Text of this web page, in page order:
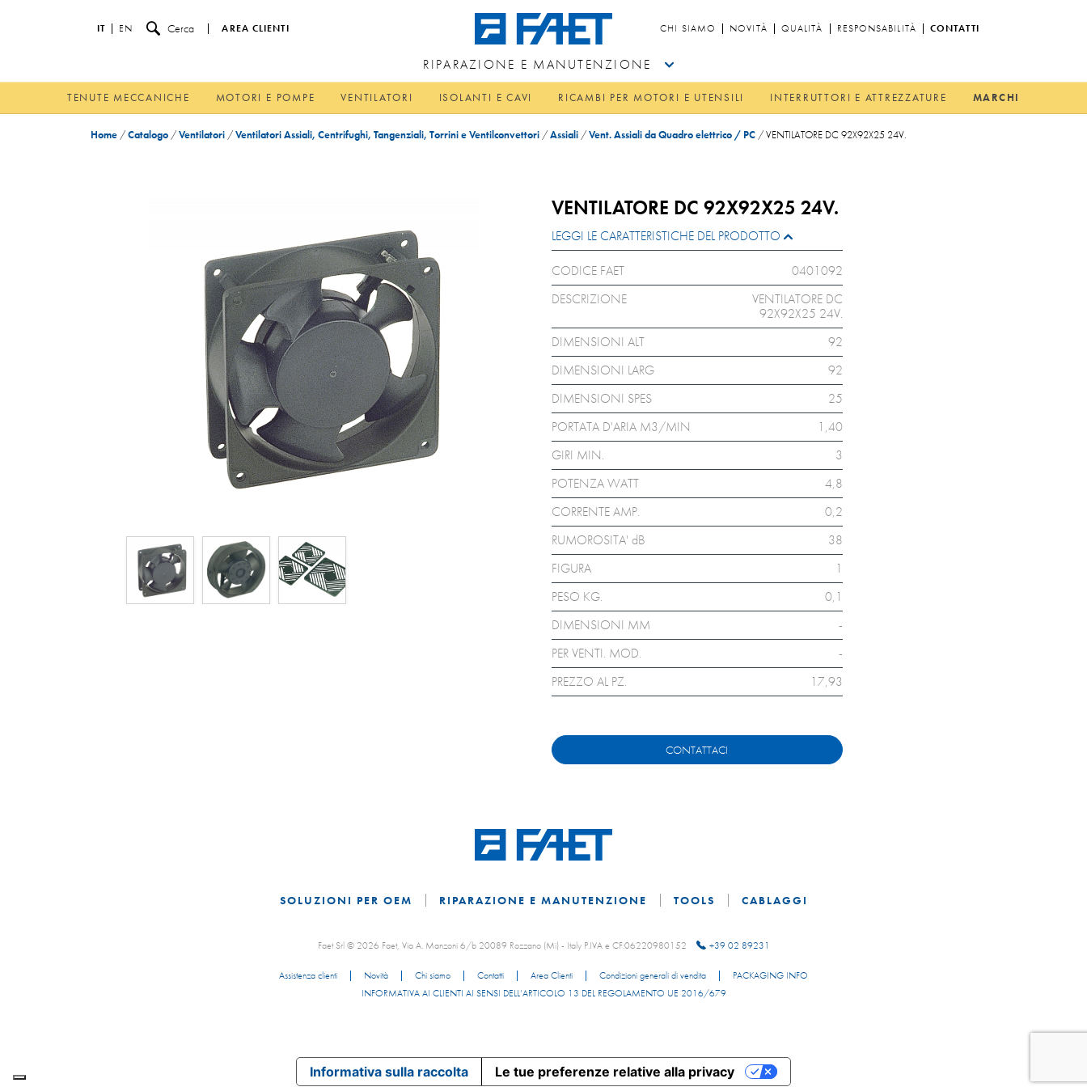
IT EN Cerca AREA CLIENTI CHI SIAMO NOVITÀ QUALITÀ RESPONSABILITÀ CONTATTI
RIPARAZIONE E MANUTENZIONE
TENUTE MECCANICHE MOTORI E POMPE VENTILATORI ISOLANTI E CAVI RICAMBI PER MOTORI E UTENSILI INTERRUTTORI E ATTREZZATURE MARCHI
Home /Catalogo /Ventilatori /Ventilatori Assiali, Centrifughi, Tangenziali, Torrini e Ventilconvettori /Assiali /Vent. Assiali da Quadro elettrico / PC /VENTILATORE DC 92X92X25 24V.
VENTILATORE DC 92X92X25 24V.
LEGGI LE CARATTERISTICHE DEL PRODOTTO
CODICE FAET
0401092
DESCRIZIONE
VENTILATORE DC
92X92X25 24V.
DIMENSIONI ALT
92
DIMENSIONI LARG
92
DIMENSIONI SPES
25
PORTATA D'ARIA M3/MIN
1,40
GIRI MIN.
3
POTENZA WATT
4,8
CORRENTE AMP.
0,2
RUMOROSITA' dB
38
FIGURA
1
PESO KG.
0,1
DIMENSIONI MM
-
PER VENTI. MOD.
-
PREZZO AL PZ.
17,93
CONTATTACI
SOLUZIONI PER OEM RIPARAZIONE E MANUTENZIONE TOOLS CABLAGGI
Faet Srl © 2026 Faet, Via A. Manzoni 6/b 20089 Rozzano (Mi) - Italy P.IVA e CF:06220980152 +39 02 89231
Assistenza clienti Novità Chi siamo Contatti Area Clienti Condizioni generali di vendita
PACKAGING INFO
INFORMATIVA AI CLIENTI AI SENSI DELL’ARTICOLO 13 DEL REGOLAMENTO UE 2016/679
Informativa sulla raccolta Le tue preferenze relative alla privacy